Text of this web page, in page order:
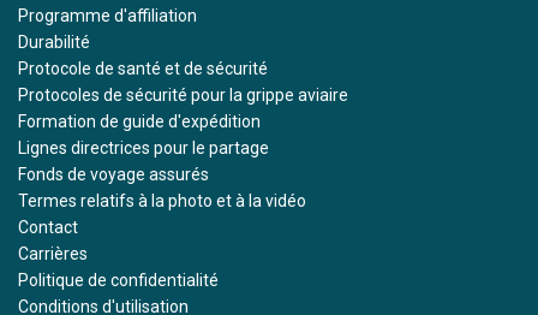
Programme d'affiliation
Durabilité
Protocole de santé et de sécurité
Protocoles de sécurité pour la grippe aviaire
Formation de guide d'expédition
Lignes directrices pour le partage
Fonds de voyage assurés
Termes relatifs à la photo et à la vidéo
Contact
Carrières
Politique de confidentialité
Conditions d'utilisation